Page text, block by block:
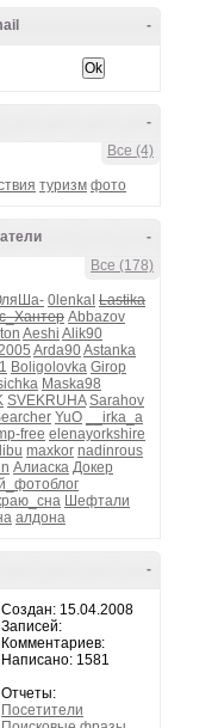
-
-
Все (4)
туризм фото
-
Все (178)
0lenkaI Lastika
Abbazov
Aeshi Alik90
Arda90Astanka
Boligolovka Girop
Maska98
SVEKRUHA Sarahov
YuO
__irka_a
free elenayorkshire
maxkor nadinrous
Алиаска Докер
Шефтали
алдона
-
Создан: 15.04.2008
Записей:
Комментариев:
Написано: 1581
Отчеты:
Посетители